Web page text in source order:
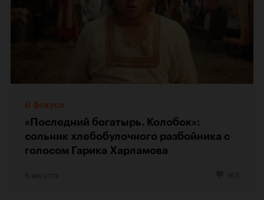
В фокусе
«Последний богатырь. Колобок»:
сольник хлебобулочного разбойника с
голосом Гарика Харламова